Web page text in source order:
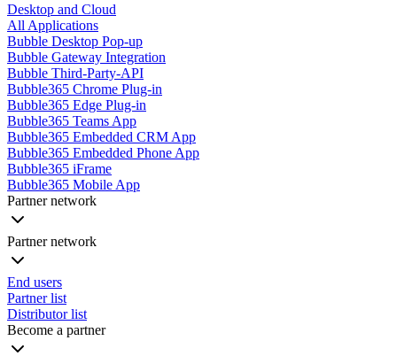
Desktop and Cloud
All Applications
Bubble Desktop Pop-up
Bubble Gateway Integration
Bubble Third-Party-API
Bubble365 Chrome Plug-in
Bubble365 Edge Plug-in
Bubble365 Teams App
Bubble365 Embedded CRM App
Bubble365 Embedded Phone App
Bubble365 iFrame
Bubble365 Mobile App
Partner network
Partner network
End users
Partner list
Distributor list
Become a partner